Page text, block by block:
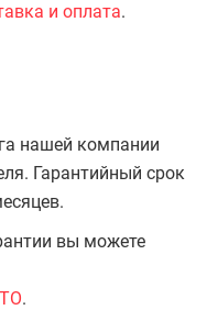
и оплата.
нашей компании
Гарантийный срок
вы можете
.